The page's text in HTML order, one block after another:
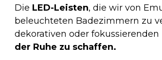
Die LED-Leisten, die wir von
beleuchteten Badezimmern zu
dekorativen oder fokussierenden
der Ruhe zu schaffen.